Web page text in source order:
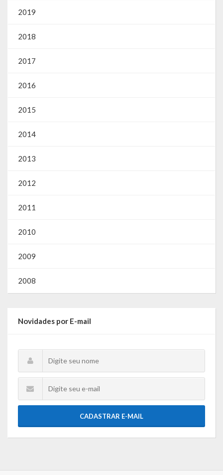
2019
2018
2017
2016
2015
2014
2013
2012
2011
2010
2009
2008
Novidades por E-mail
CADASTRAR E-MAIL